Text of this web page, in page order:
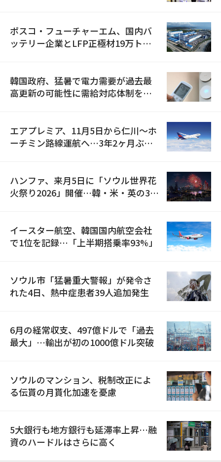
ポスコ・フューチャーエム、国内バ
ッテリー企業とLFP正極材19万トン
韓国政府、猛暑で電力需要が過去最
高更新の可能性に需給対応体制を点
エアプレミア、11月5日から仁川〜ホ
ーチミン路線運航へ…3年2ヶ月ぶり
ハンファ、来月5日に「ソウル世界花
火祭り2026」開催…韓・米・英の3カ
イースター航空、韓国国内航空会社
で1位を記録…「上半期搭乗率93%」
ソウル市「猛暑重大警報」が発令さ
れた4日、熱中症患者39人追加発生
6月の経常収支、497億ドルで「過去
最大」…輸出が初の1000億ドル突破
ソウルのマンション、税制改正によ
る伝貰の月貰化加速を憂慮
5大銀行も地方銀行も延滞率上昇…融
資のハードルはさらに高く